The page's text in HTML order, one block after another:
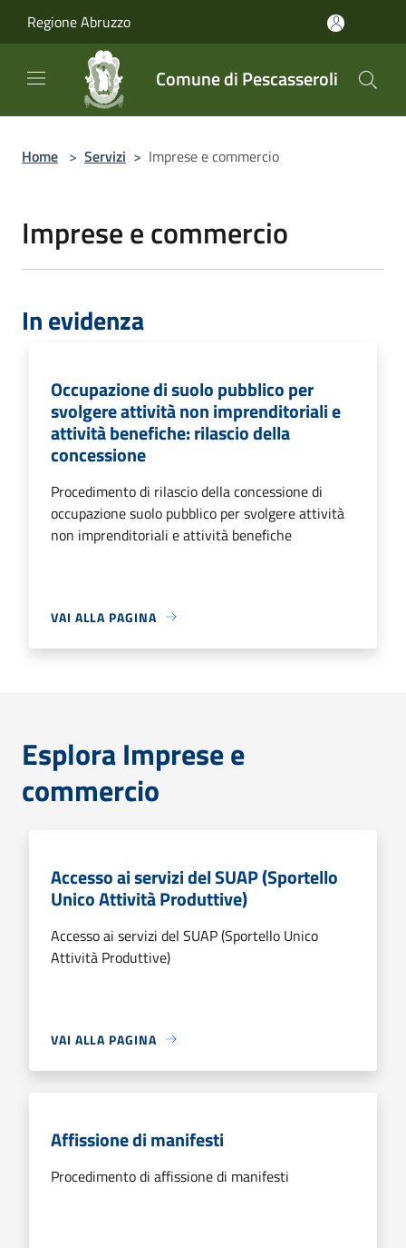
Regione Abruzzo
Comune di Pescasseroli
Home > Servizi > Imprese e commercio
Imprese e commercio
In evidenza
Occupazione di suolo pubblico per
svolgere attività non imprenditoriali e
attività benefiche: rilascio della
concessione
Procedimento di rilascio della concessione di
occupazione suolo pubblico per svolgere attività
non imprenditoriali e attività benefiche
VAI ALLA PAGINA
Esplora Imprese e
commercio
Accesso ai servizi del SUAP (Sportello
Unico Attività Produttive)
Accesso ai servizi del SUAP (Sportello Unico
Attività Produttive)
VAI ALLA PAGINA
Affissione di manifesti
Procedimento di affissione di manifesti